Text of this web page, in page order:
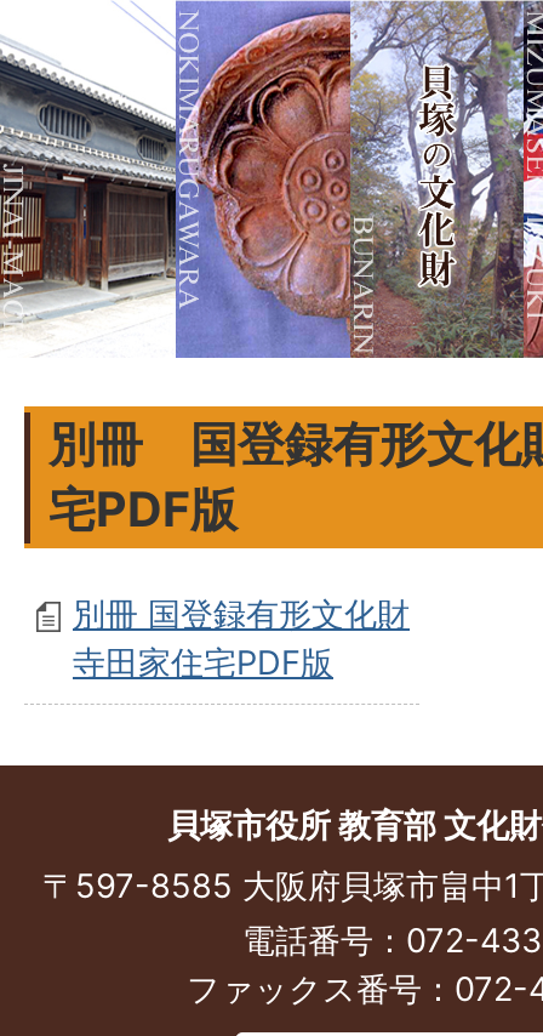
別冊 国登録有形文
宅PDF版
別冊 国登録有形文化財
寺田家住宅PDF版
貝塚市役所 教育部 文化
〒597-8585 大阪府貝塚市畠中1
電話番号：072-
ファックス番号：